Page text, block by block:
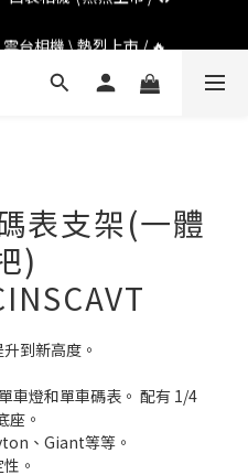
聯名限定套裝 \ 時尚上市 / 🔥
表支架(一體
)
到新高度。
車燈和單車碼表。 配有 1/4
座。
、Giant等等。
。